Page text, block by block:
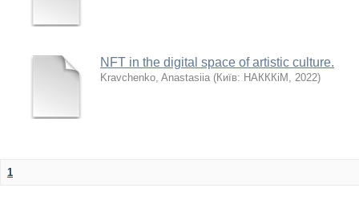
NFT in the digital space of artistic culture.
Kravchenko, Anastasiia (Київ: НАКККіМ , 2022)
1